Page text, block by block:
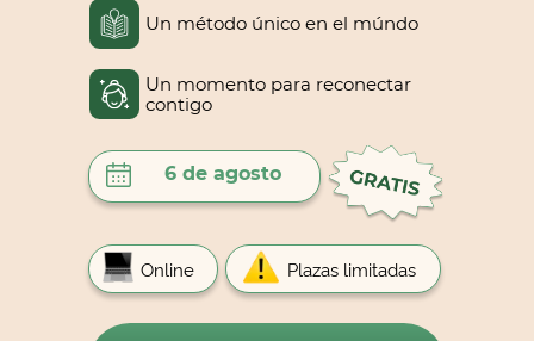
Un momento para reconectar
contigo
Un método único en el múndo
Online Plazas limitadas
6 de agosto